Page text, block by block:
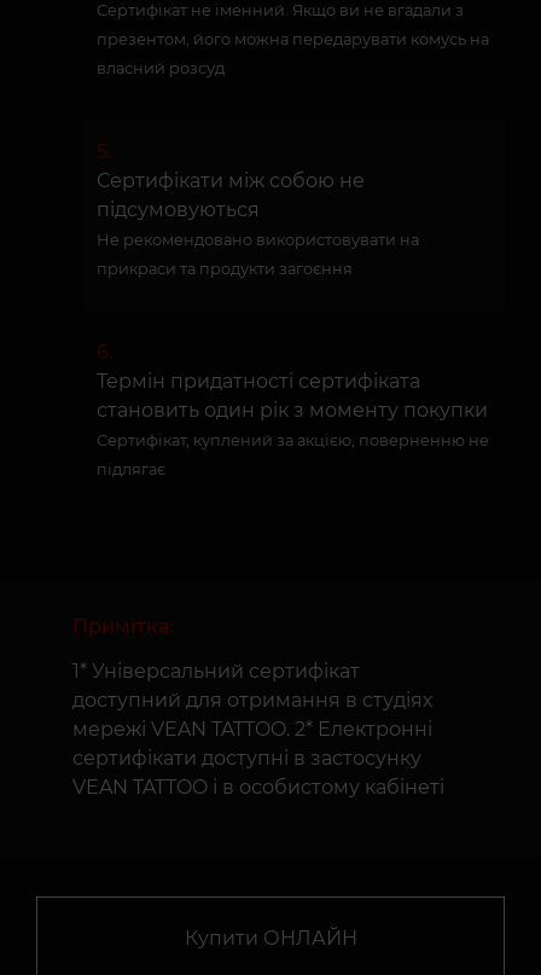
Сертифікат не іменний. Якщо ви не вгадали з
презентом, його можна передарувати комусь на
власний розсуд
Сертифікати між собою не
підсумовуються
Не рекомендовано використовувати на
прикраси та продукти загоєння
Термін придатності сертифіката
становить один рік з моменту покупки
Сертифікат, куплений за акцією, поверненню не
підлягає
Примітка:
1* Універсальний сертифікат
доступний для отримання в студіях
мережі VEAN TATTOO. 2* Електронні
сертифікати доступні в застосунку
VEAN TATTOO і в особистому кабінеті
Купити ОНЛАЙН